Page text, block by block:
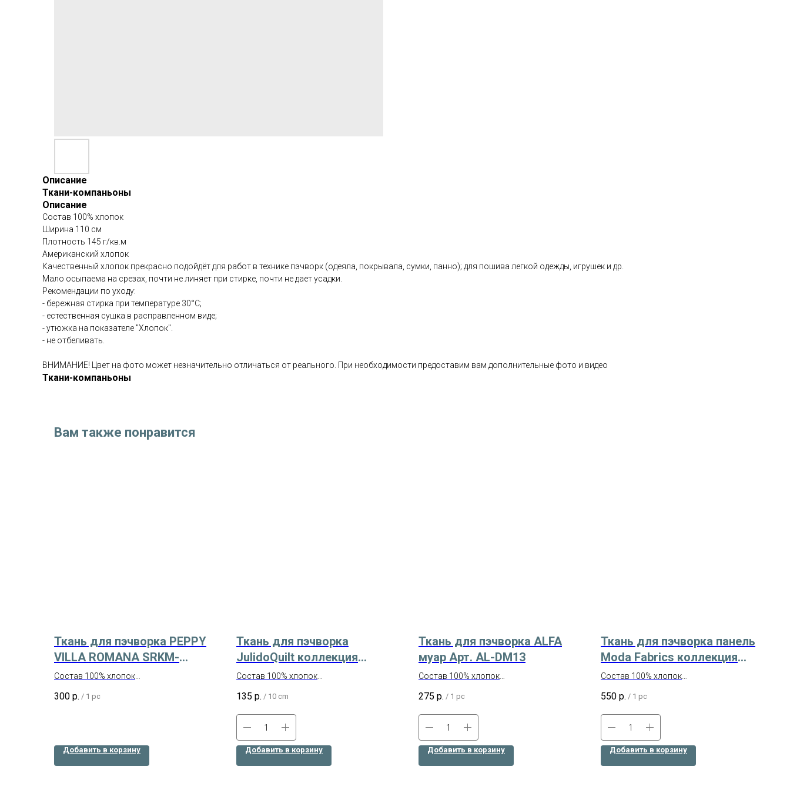
Описание
Ткани-компаньоны
Описание
Состав 100% хлопок
Ширина 110 см
Плотность 145 г/кв.м
Американский хлопок
Качественный хлопок прекрасно подойдёт для работ в технике пэчворк (одеяла, покрывала, сумки, панно); для пошива легкой одежды, игрушек и др.
Мало осыпаема на срезах, почти не линяет при стирке, почти не дает усадки.
Рекомендации по уходу:
- бережная стирка при температуре 30°С;
- естественная сушка в расправленном виде;
- утюжка на показателе "Хлопок".
- не отбеливать.
ВНИМАНИЕ! Цвет на фото может незначительно отличаться от реального. При необходимости предоставим вам дополнительные фото и видео
Ткани-компаньоны
Вам также понравится
Ткань для пэчворка PEPPY
VILLA ROMANA SRKM-
17050-163 SPICE
Состав 100% хлопок
Отрез размером 50х55 см
300 р. / 1 pc
Добавить в корзину
Ткань для пэчворка
JulidoQuilt коллекция
Русские сезоны 2 Арт.
3304-1
Состав 100% хлопок
Производитель - JulidoQuilt (Россия)
135 р. / 10 cm
Добавить в корзину
Ткань для пэчворка ALFA
муар Арт. AL-DM13
Состав 100% хлопок
Отрез размером 50х55 см
275 р. / 1 pc
Добавить в корзину
Ткань для пэчворка панель
Moda Fabrics коллекция
Bee Grateful Арт. 19960-14
Состав 100% хлопок
Американский хлопок
550 р. / 1 pc
Добавить в корзину